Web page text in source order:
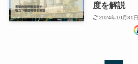
度を解説
2024年10月31日